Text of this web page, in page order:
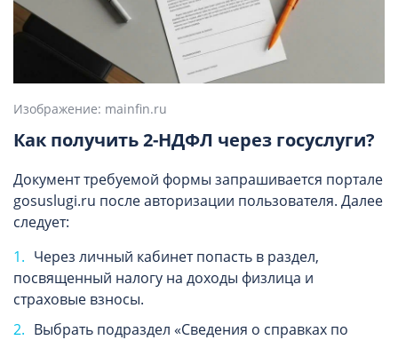
Изображение: mainfin.ru
Как получить 2-НДФЛ через госуслуги?
Документ требуемой формы запрашивается портале
gosuslugi.ru после авторизации пользователя. Далее
следует:
Через личный кабинет попасть в раздел,
посвященный налогу на доходы физлица и
страховые взносы.
Выбрать подраздел «Сведения о справках по